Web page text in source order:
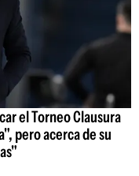
el Torneo Clausura
pero acerca de su